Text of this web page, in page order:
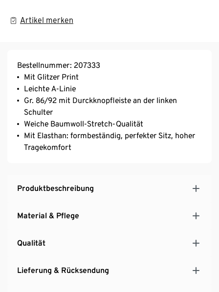
Artikel merken
Bestellnummer: 207333
Mit Glitzer Print
Leichte A-Linie
Gr. 86/92 mit Durckknopfleiste an der linken
Schulter
Weiche Baumwoll-Stretch-Qualität
Mit Elasthan: formbeständig, perfekter Sitz, hoher
Tragekomfort
Produktbeschreibung
Material & Pflege
Qualität
Lieferung & Rücksendung